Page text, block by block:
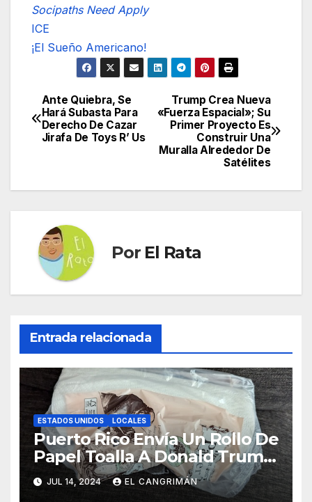
Socipaths Need Apply
ICE
¡El Sueño Americano!
Navegación
de
Trump Crea Nueva
«Fuerza Espacial»; Su
Primer Proyecto Es
Construir Una
Muralla Alrededor De
Satélites
Ante Quiebra, Se
Hará Subasta Para
Derecho De Cazar
Jirafa De Toys R’ Us
Por El Rata
Entrada relacionada
ESTADOS UNIDOS LOCALES
Puerto Rico Envía Un Rollo De
Papel Toalla A Donald Trump
Pa’ Que Use Las Hojas De
Curita
JUL 14, 2024 EL CANGRIMÁN